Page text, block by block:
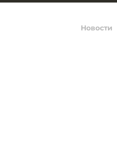
Новости